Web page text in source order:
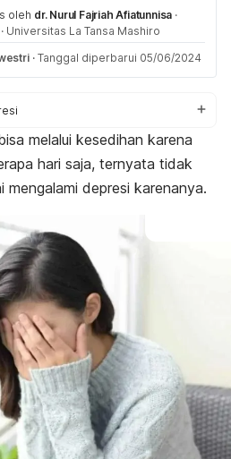
oleh dr. Nurul Fajriah Afiatunnisa ·
· Universitas La Tansa Mashiro
· Tanggal diperbarui 05/06/2024
melalui kesedihan karena
hari saja, ternyata tidak
mengalami depresi karenanya.